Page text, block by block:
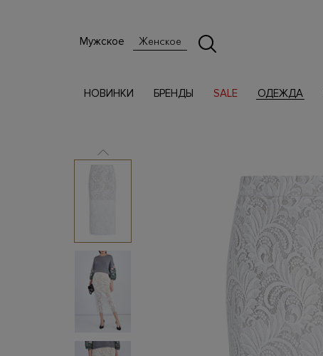
Мужское Женское
НОВИНКИ БРЕНДЫ SALE ОДЕЖДА